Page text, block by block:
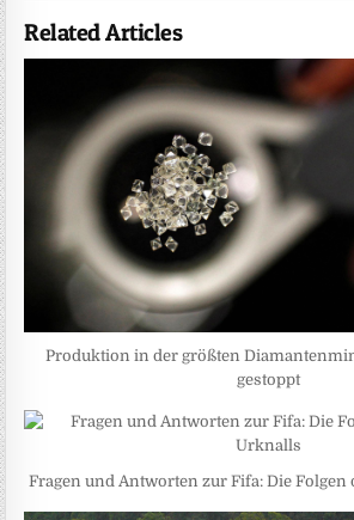
Related Articles
Produktion in der größten
gestoppt
Fragen und Antworten zur Fifa: Die